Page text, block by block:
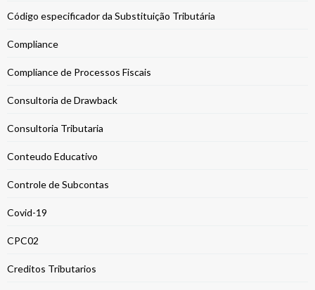
Código especificador da Substituição Tributária
Compliance
Compliance de Processos Fiscais
Consultoria de Drawback
Consultoria Tributaria
Conteudo Educativo
Controle de Subcontas
Covid-19
CPC02
Creditos Tributarios